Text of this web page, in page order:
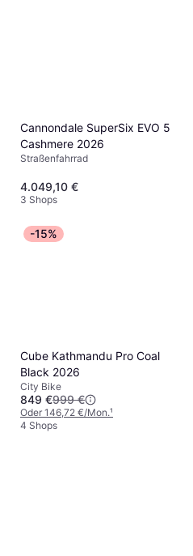
Cannondale SuperSix EVO 5
Cashmere 2026
Straßenfahrrad
4.049,10 €
3 Shops
-15%
Cube Kathmandu Pro Coal
Black 2026
City Bike
849 €999 €
Oder 146,72 €/Mon.¹
4 Shops